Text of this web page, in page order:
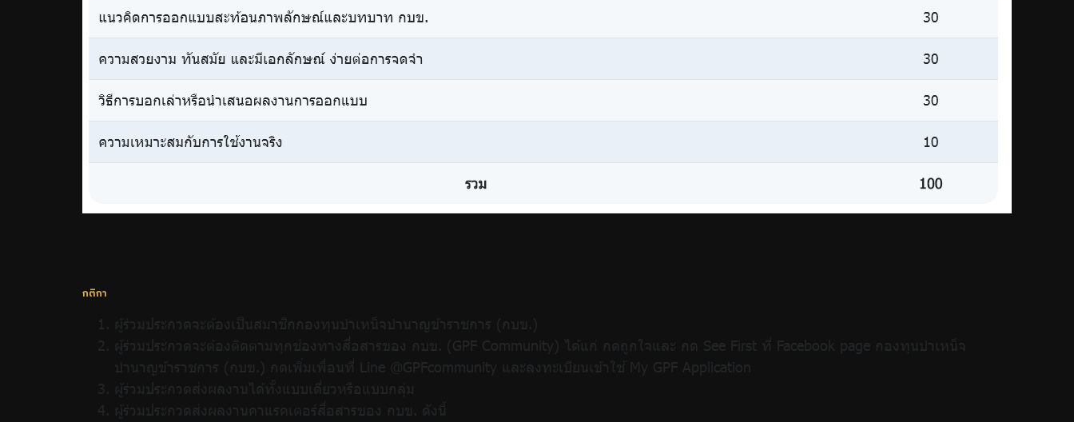
กติกา
ผู้ร่วมประกวดจะต้องเป็นสมาชิกกองทุนบำเหน็จบำนาญข้าราชการ (กบข.)
ผู้ร่วมประกวดจะต้องติดตามทุกช่องทางสื่อสารของ กบข. (GPF Community) ได้แก่ กดถูกใจและ กด See First ที่ Facebook page กองทุนบำเหน็จ
บำนาญข้าราชการ (กบข.) กดเพิ่มเพื่อนที่ Line @GPFcommunity และลงทะเบียนเข้าใช้ My GPF Application
ผู้ร่วมประกวดส่งผลงานได้ทั้งแบบเดี่ยวหรือแบบกลุ่ม
ผู้ร่วมประกวดส่งผลงานคาแรคเตอร์สื่อสารของ กบข. ดังนี้